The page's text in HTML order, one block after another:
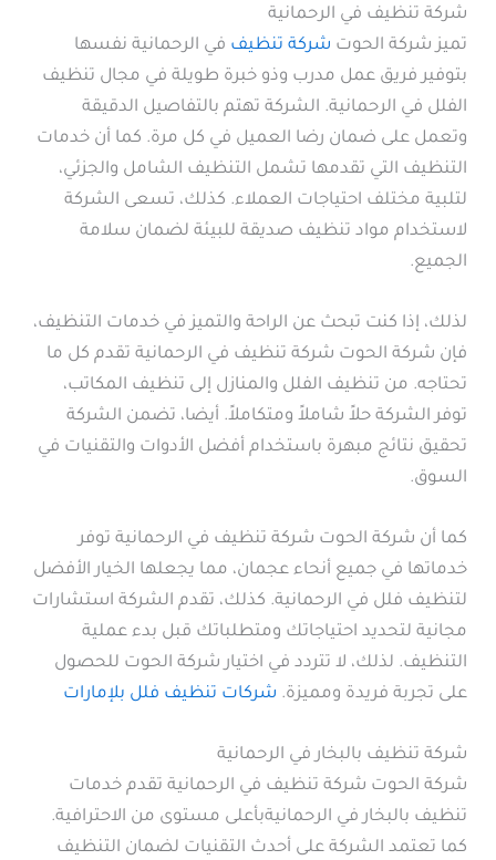
شركة تنظيف في الرحمانية
تميز شركة الحوت شركة تنظيف في الرحمانية نفسها
بتوفير فريق عمل مدرب وذو خبرة طويلة في مجال تنظيف
الفلل في الرحمانية. الشركة تهتم بالتفاصيل الدقيقة
وتعمل على ضمان رضا العميل في كل مرة. كما أن خدمات
التنظيف التي تقدمها تشمل التنظيف الشامل والجزئي،
لتلبية مختلف احتياجات العملاء. كذلك، تسعى الشركة
لاستخدام مواد تنظيف صديقة للبيئة لضمان سلامة
الجميع.
لذلك، إذا كنت تبحث عن الراحة والتميز في خدمات التنظيف،
فإن شركة الحوت شركة تنظيف في الرحمانية تقدم كل ما
تحتاجه. من تنظيف الفلل والمنازل إلى تنظيف المكاتب،
توفر الشركة حلاً شاملاً ومتكاملاً. أيضا، تضمن الشركة
تحقيق نتائج مبهرة باستخدام أفضل الأدوات والتقنيات في
السوق.
كما أن شركة الحوت شركة تنظيف في الرحمانية توفر
خدماتها في جميع أنحاء عجمان، مما يجعلها الخيار الأفضل
لتنظيف فلل في الرحمانية. كذلك، تقدم الشركة استشارات
مجانية لتحديد احتياجاتك ومتطلباتك قبل بدء عملية
التنظيف. لذلك، لا تتردد في اختيار شركة الحوت للحصول
على تجربة فريدة ومميزة. شركات تنظيف فلل بلإمارات
شركة تنظيف بالبخار في الرحمانية
شركة الحوت شركة تنظيف في الرحمانية تقدم خدمات
تنظيف بالبخار في الرحمانيةبأعلى مستوى من الاحترافية.
كما تعتمد الشركة على أحدث التقنيات لضمان التنظيف